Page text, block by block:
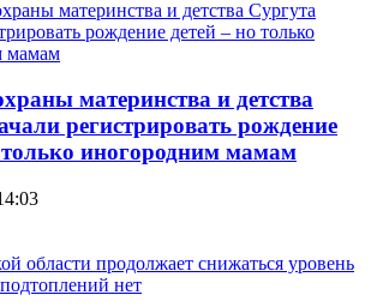
материнства и детства
регистрировать рождение
только иногородним мамам